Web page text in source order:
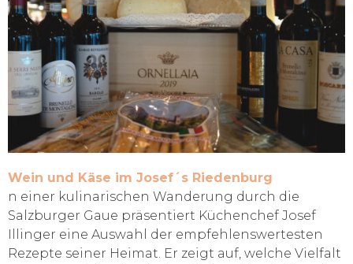
Wein und Käse im Josef´s Riedenburg
n einer kulinarischen Wanderung durch die
Salzburger Gaue präsentiert Küchenchef Josef
Illinger eine Auswahl der empfehlenswertesten
Rezepte seiner Heimat. Er zeigt auf, welche Vielfalt